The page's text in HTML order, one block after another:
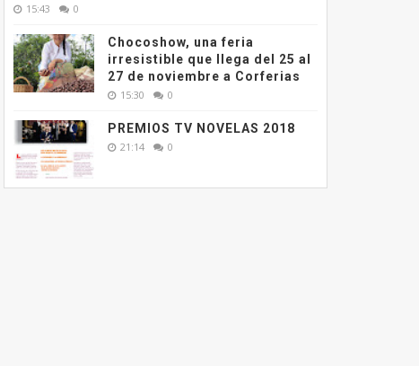
15:43 0
Chocoshow, una feria
irresistible que llega del 25 al
27 de noviembre a Corferias
15:30 0
PREMIOS TV NOVELAS 2018
21:14 0